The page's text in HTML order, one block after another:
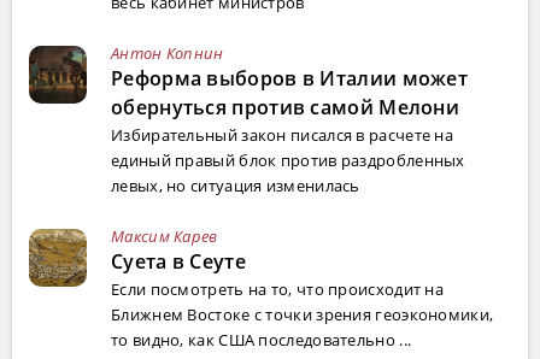
Антон Копнин
Реформа выборов в Италии может
обернуться против самой Мелони
Избирательный закон писался в расчете на
единый правый блок против раздробленных
левых, но ситуация изменилась
Максим Карев
Суета в Сеуте
Если посмотреть на то, что происходит на
Ближнем Востоке с точки зрения геоэкономики,
то видно, как США последовательно ...